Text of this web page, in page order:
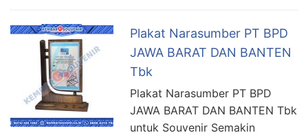
Plakat Narasumber PT BPD
JAWA BARAT DAN BANTEN
Tbk
Plakat Narasumber PT BPD
JAWA BARAT DAN BANTEN Tbk
untuk Souvenir Semakin